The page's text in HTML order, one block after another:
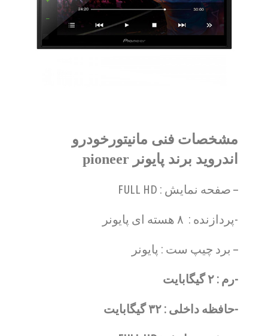
مشخصات فنی مانیتورخودرو
اندروید برند پایونر pioneer
– صفحه نمایش : FULL HD
-پردازنده : ۸ هسته ای پایونر
– برد چیپ ست : پایونر
-رم : ۲ گیگابایت
-حافظه داخلی : ۳۲ گیگابایت